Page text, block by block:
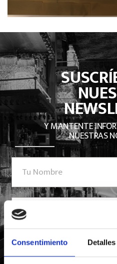
Consentimiento Detalles
Y MANTENTE
NUESTRAS